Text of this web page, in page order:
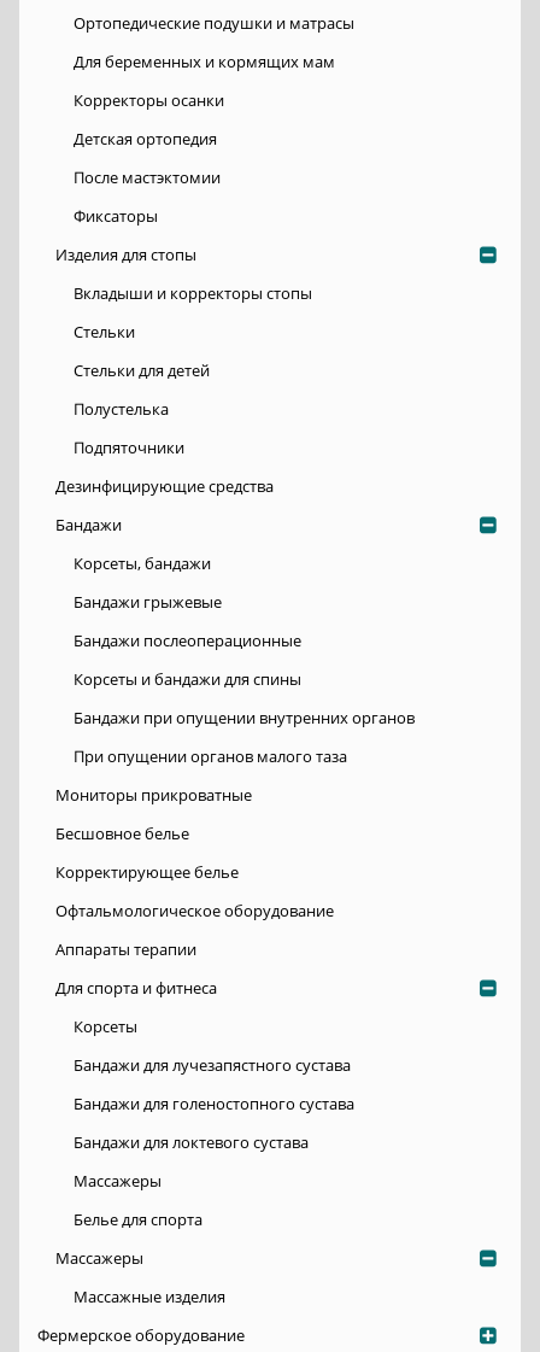
Ортопедические подушки и матрасы
Для беременных и кормящих мам
Корректоры осанки
Детская ортопедия
После мастэктомии
Фиксаторы
Изделия для стопы
Вкладыши и корректоры стопы
Стельки
Стельки для детей
Полустелька
Подпяточники
Дезинфицирующие средства
Бандажи
Корсеты, бандажи
Бандажи грыжевые
Бандажи послеоперационные
Корсеты и бандажи для спины
Бандажи при опущении внутренних органов
При опущении органов малого таза
Мониторы прикроватные
Бесшовное белье
Корректирующее белье
Офтальмологическое оборудование
Аппараты терапии
Для спорта и фитнеса
Корсеты
Бандажи для лучезапястного сустава
Бандажи для голеностопного сустава
Бандажи для локтевого сустава
Массажеры
Белье для спорта
Массажеры
Массажные изделия
Фермерское оборудование